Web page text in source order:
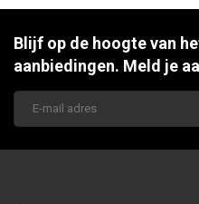
Blijf op de hoogte van
aanbiedingen. Meld je